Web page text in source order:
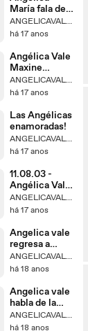
María fala de
suposta
gravidez de La
ANGELICAVALEBRASIL
há 17 anos
Angélica Vale
Maxine
Woodside
15.04.2009 -
ANGELICAVALEBRASIL
há 17 anos
Las Angélicas
enamoradas!
ANGELICAVALEBRASIL
há 17 anos
11.08.03 -
Angélica Vale
fala de seu pai
e de Irma
ANGELICAVALEBRASIL
há 17 anos
Angelica vale
regresa a
grabar lfmb ANGELICAVALEBRASIL
há 18 anos
Angelica vale
habla de la
escena de la
alberca
ANGELICAVALEBRASIL
há 18 anos